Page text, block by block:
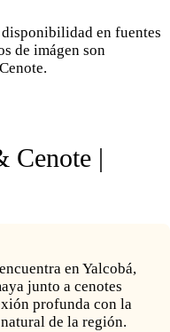
en fuentes
de imágen son
Cenote |
en Yalcobá,
junto a cenotes
profunda con la
de la región.